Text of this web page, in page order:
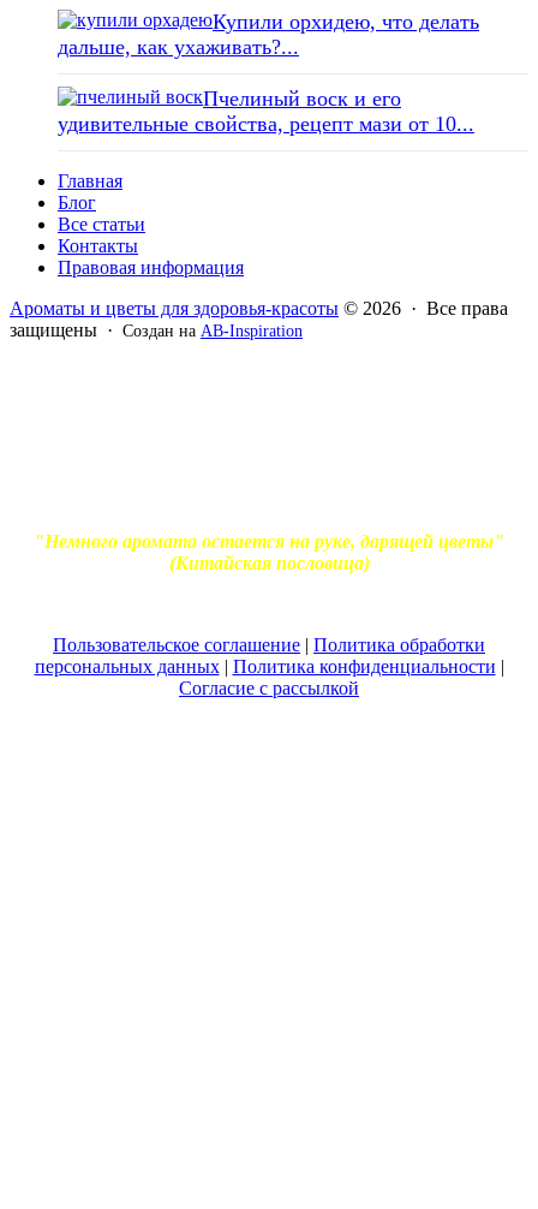
Купили орхидею, что делать
дальше, как ухаживать?...
Пчелиный воск и его
удивительные свойства, рецепт мази от 10...
Главная
Блог
Все статьи
Контакты
Правовая информация
Ароматы и цветы для здоровья-красоты © 2026 · Все права
защищены · Создан на AB-Inspiration
"Немного аромата остается на руке, дарящей цветы"
(Китайская пословица)
Пользовательское соглашение | Политика обработки
персональных данных| Политика конфиденциальности |
Согласие с рассылкой